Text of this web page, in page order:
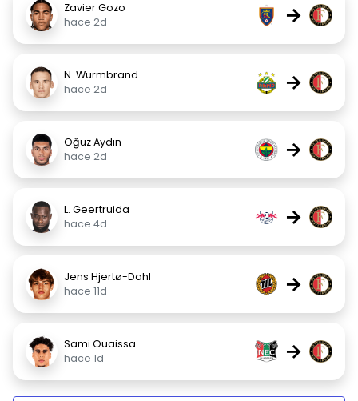
Zavier Gozo
hace 2d
→
N. Wurmbrand
hace 2d
→
Oğuz Aydın
hace 2d
→
L. Geertruida
hace 4d
→
Jens Hjertø-Dahl
hace 11d
→
Sami Ouaissa
hace 1d
→